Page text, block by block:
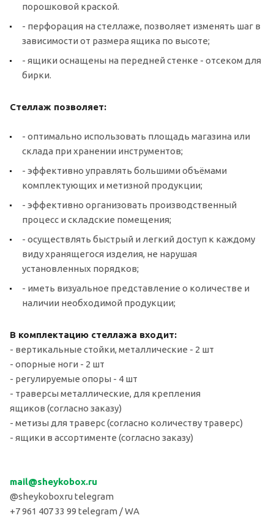
порошковой краской.
- перфорация на стеллаже, позволяет изменять шаг в
зависимости от размера ящика по высоте;
- ящики оснащены на передней стенке - отсеком для
бирки.
Стеллаж позволяет:
- оптимально использовать площадь магазина или
склада при хранении инструментов;
- эффективно управлять большими объёмами
комплектующих и метизной продукции;
- эффективно организовать производственный
процесс и складские помещения;
- осуществлять быстрый и легкий доступ к каждому
виду хранящегося изделия, не нарушая
установленных порядков;
- иметь визуальное представление о количестве и
наличии необходимой продукции;
В комплектацию стеллажа входит:
- вертикальные стойки, металлические - 2 шт
- опорные ноги - 2 шт
- регулируемые опоры - 4 шт
- траверсы металлические, для крепления
ящиков (согласно заказу)
- метизы для траверс (согласно количеству траверс)
- ящики в ассортименте (согласно заказу)
mail@sheykobox.ru
@sheykoboxru telegram
+7 961 407 33 99 telegram / WA